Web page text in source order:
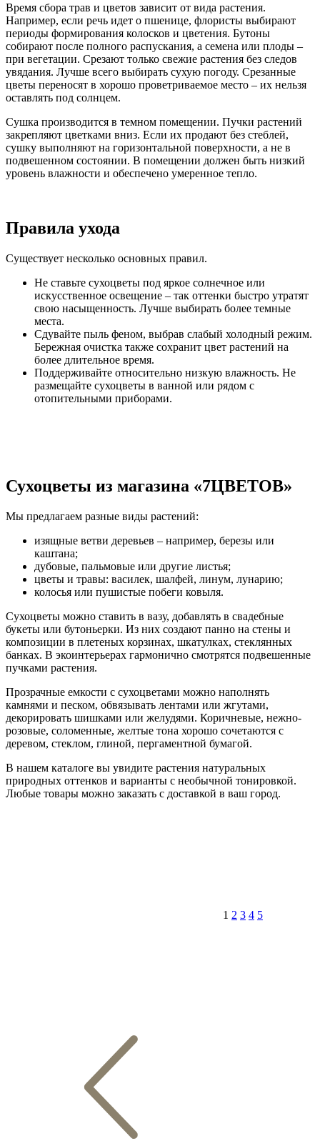
Время сбора трав и цветов зависит от вида растения.
Например, если речь идет о пшенице, флористы выбирают
периоды формирования колосков и цветения. Бутоны
собирают после полного распускания, а семена или плоды –
при вегетации. Срезают только свежие растения без следов
увядания. Лучше всего выбирать сухую погоду. Срезанные
цветы переносят в хорошо проветриваемое место – их нельзя
оставлять под солнцем.
Сушка производится в темном помещении. Пучки растений
закрепляют цветками вниз. Если их продают без стеблей,
сушку выполняют на горизонтальной поверхности, а не в
подвешенном состоянии. В помещении должен быть низкий
уровень влажности и обеспечено умеренное тепло.
Правила ухода
Существует несколько основных правил.
Не ставьте сухоцветы под яркое солнечное или
искусственное освещение – так оттенки быстро утратят
свою насыщенность. Лучше выбирать более темные
места.
Сдувайте пыль феном, выбрав слабый холодный режим.
Бережная очистка также сохранит цвет растений на
более длительное время.
Поддерживайте относительно низкую влажность. Не
размещайте сухоцветы в ванной или рядом с
отопительными приборами.
Сухоцветы из магазина «7ЦВЕТОВ»
Мы предлагаем разные виды растений:
изящные ветви деревьев – например, березы или
каштана;
дубовые, пальмовые или другие листья;
цветы и травы: василек, шалфей, линум, лунарию;
колосья или пушистые побеги ковыля.
Сухоцветы можно ставить в вазу, добавлять в свадебные
букеты или бутоньерки. Из них создают панно на стены и
композиции в плетеных корзинах, шкатулках, стеклянных
банках. В экоинтерьерах гармонично смотрятся подвешенные
пучками растения.
Прозрачные емкости с сухоцветами можно наполнять
камнями и песком, обвязывать лентами или жгутами,
декорировать шишками или желудями. Коричневые, нежно-
розовые, соломенные, желтые тона хорошо сочетаются с
деревом, стеклом, глиной, пергаментной бумагой.
В нашем каталоге вы увидите растения натуральных
природных оттенков и варианты с необычной тонировкой.
Любые товары можно заказать с доставкой в ваш город.
1 2 3 4 5